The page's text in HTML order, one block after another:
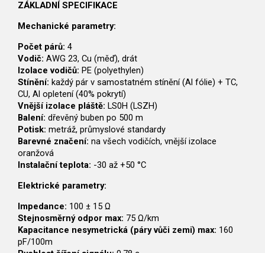
ZÁKLADNÍ SPECIFIKACE
Mechanické parametry:
Počet párů: 4
Vodič: AWG 23, Cu (měď), drát
Izolace vodičů: PE (polyethylen)
Stínění: každý pár v samostatném stínění (Al fólie) + TC,
CU, Al opletení (40% pokrytí)
Vnější izolace pláště: LS0H (LSZH)
Balení: dřevěný buben po 500 m
Potisk: metráž, průmyslové standardy
Barevné značení: na všech vodičích, vnější izolace
oranžová
Instalační teplota: -30 až +50 °C
Elektrické parametry:
Impedance: 100 ± 15 Ω
Stejnosměrný odpor max: 75 Ω/km
Kapacitance nesymetrická (páry vůči zemi) max: 160
pF/100m